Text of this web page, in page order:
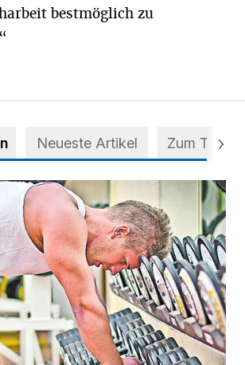
bestmöglich zu
Neueste Artikel Zum Thema